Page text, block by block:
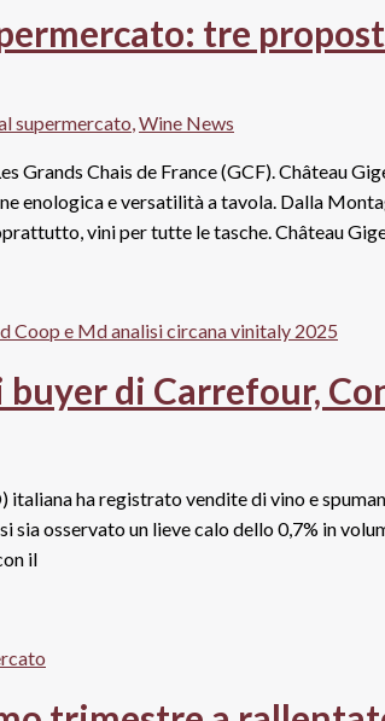
tre
supermercato,Wine News
Chais de France (GCF). Château
enologica e versatilità a tavola. Dalla
vini per tutte le tasche. Château
di Carrefour,
ha registrato vendite di vino e
sia osservato un lieve calo dello 0,7% in
il